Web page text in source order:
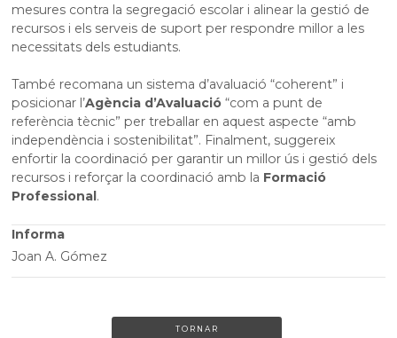
mesures contra la segregació escolar i alinear la gestió de
recursos i els serveis de suport per respondre millor a les
necessitats dels estudiants.
També recomana un sistema d’avaluació “coherent” i
posicionar l’Agència d’Avaluació “com a punt de
referència tècnic” per treballar en aquest aspecte “amb
independència i sostenibilitat”. Finalment, suggereix
enfortir la coordinació per garantir un millor ús i gestió dels
recursos i reforçar la coordinació amb la Formació
Professional.
Informa
Joan A. Gómez
TORNAR